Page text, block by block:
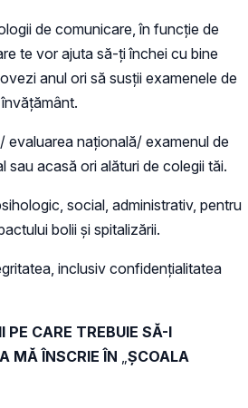
de comunicare, în funcție de
te vor ajuta să-ți închei cu bine
anul ori să susții examenele de
evaluarea națională/ examenul de
sau acasă ori alături de colegii tăi.
social, administrativ, pentru
bolii și spitalizării.
inclusiv confidențialitatea
PE CARE TREBUIE SĂ-I
MĂ ÎNSCRIE ÎN ȘCOALA